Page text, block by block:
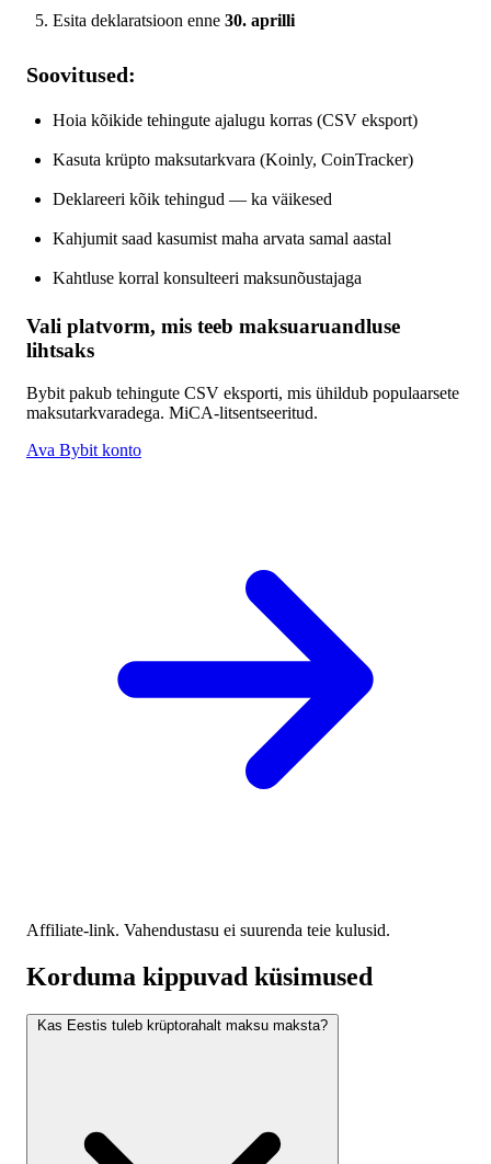
Esita deklaratsioon enne 30. aprilli
Soovitused:
Hoia kõikide tehingute ajalugu korras (CSV eksport)
Kasuta krüpto maksutarkvara (Koinly, CoinTracker)
Deklareeri kõik tehingud — ka väikesed
Kahjumit saad kasumist maha arvata samal aastal
Kahtluse korral konsulteeri maksunõustajaga
Vali platvorm, mis teeb maksuaruandluse
lihtsaks
Bybit pakub tehingute CSV eksporti, mis ühildub populaarsete
maksutarkvaradega. MiCA-litsentseeritud.
Ava Bybit konto
Affiliate-link. Vahendustasu ei suurenda teie kulusid.
Korduma kippuvad küsimused
Kas Eestis tuleb krüptorahalt maksu maksta?